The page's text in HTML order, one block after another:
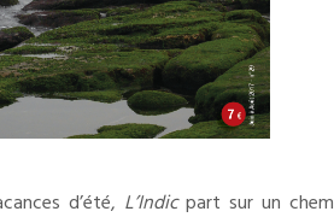
d’été, L’Indicpart sur un